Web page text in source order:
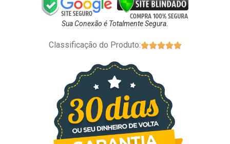
Sua Conexão é Totalmente Segura.
Classificação do Produto: